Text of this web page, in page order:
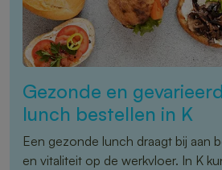
Gezonde en
lunch bestellen in K
Een gezonde lunch draagt bij aan
en vitaliteit op de werkvloer. In K